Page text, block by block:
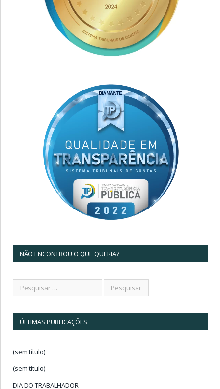
NÃO ENCONTROU O QUE QUERIA?
ÚLTIMAS PUBLICAÇÕES
(sem título)
(sem título)
DIA DO TRABALHADOR